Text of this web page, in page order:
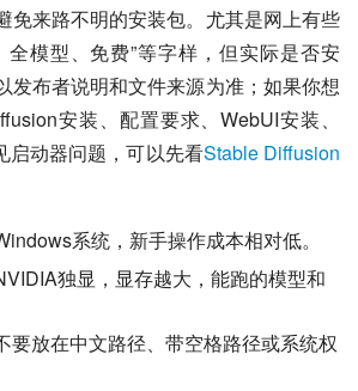
免来路不明的安装包。尤其是网上有些
全模型、免费”等字样，但实际是否安
发布者说明和文件来源为准；如果你想
安装、配置要求、WebUI安装、
启动器问题，可以先看Stable Diffusion
系统，新手操作成本相对低。
独显，显存越大，能跑的模型和
要放在中文路径、带空格路径或系统权